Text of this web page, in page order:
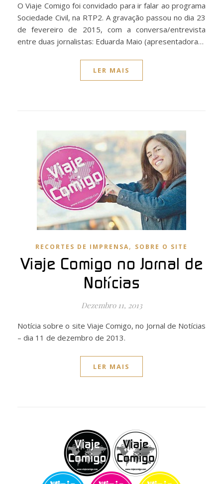
O Viaje Comigo foi convidado para ir falar ao programa
Sociedade Civil, na RTP2. A gravação passou no dia 23
de fevereiro de 2015, com a conversa/entrevista
entre duas jornalistas: Eduarda Maio (apresentadora…
LER MAIS
RECORTES DE IMPRENSA, SOBRE O SITE
Viaje Comigo no Jornal de
Notícias
Dezembro 11, 2013
Notícia sobre o site Viaje Comigo, no Jornal de Notícias
– dia 11 de dezembro de 2013.
LER MAIS